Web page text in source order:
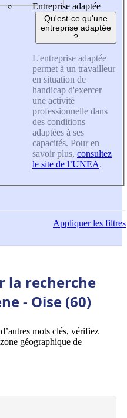
Entreprise adaptée
Qu'est-ce qu'une
entreprise adaptée
?
L'entreprise adaptée
permet à un travailleur
en situation de
handicap d'exercer
une activité
professionnelle dans
des conditions
adaptées à ses
capacités. Pour en
savoir plus, consultez
le site de l’UNEA.
Appliquerles filtres
la recherche
- Oise (60)
mots clés, vérifiez
géographique de